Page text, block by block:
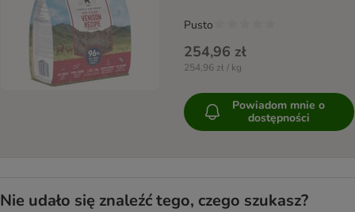
254,96 zł
254,96 zł / kg
Pusto
Powiadom mnie o
dostępności
Nie udało się znaleźć tego, czego szukasz?